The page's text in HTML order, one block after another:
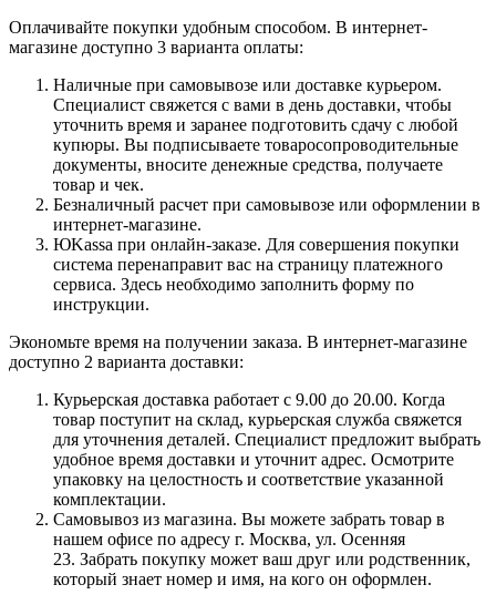
Оплачивайте покупки удобным способом. В интернет-
магазине доступно 3 варианта оплаты:
Наличные при самовывозе или доставке курьером.
Специалист свяжется с вами в день доставки, чтобы
уточнить время и заранее подготовить сдачу с любой
купюры. Вы подписываете товаросопроводительные
документы, вносите денежные средства, получаете
товар и чек.
Безналичный расчет при самовывозе или оформлении в
интернет-магазине.
ЮKassa при онлайн-заказе. Для совершения покупки
система перенаправит вас на страницу платежного
сервиса. Здесь необходимо заполнить форму по
инструкции.
Экономьте время на получении заказа. В интернет-магазине
доступно 2 варианта доставки:
Курьерская доставка работает с 9.00 до 20.00. Когда
товар поступит на склад, курьерская служба свяжется
для уточнения деталей. Специалист предложит выбрать
удобное время доставки и уточнит адрес. Осмотрите
упаковку на целостность и соответствие указанной
комплектации.
Самовывоз из магазина. Вы можете забрать товар в
нашем офисе по адресу г. Москва, ул. Осенняя
23. Забрать покупку может ваш друг или родственник,
который знает номер и имя, на кого он оформлен.